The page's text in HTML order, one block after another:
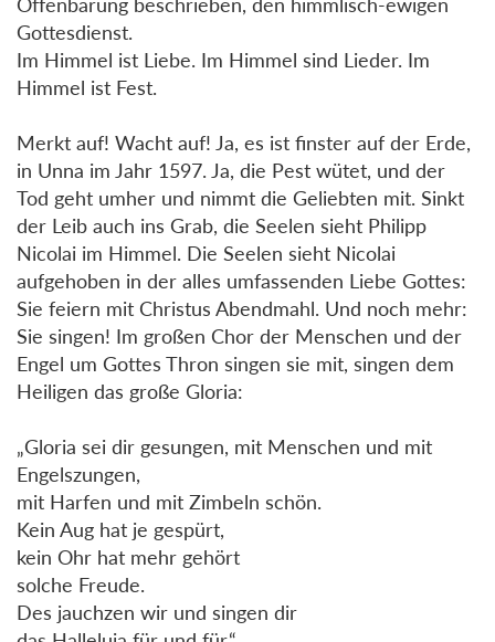
Gottesdienst.
Im Himmel ist Liebe. Im Himmel sind Lieder. Im
Himmel ist Fest.
Merkt auf! Wacht auf! Ja, es ist finster auf der Erde,
in Unna im Jahr 1597. Ja, die Pest wütet, und der
Tod geht umher und nimmt die Geliebten mit. Sinkt
der Leib auch ins Grab, die Seelen sieht Philipp
Nicolai im Himmel. Die Seelen sieht Nicolai
aufgehoben in der alles umfassenden Liebe Gottes:
Sie feiern mit Christus Abendmahl. Und noch mehr:
Sie singen! Im großen Chor der Menschen und der
Engel um Gottes Thron singen sie mit, singen dem
Heiligen das große Gloria:
„Gloria sei dir gesungen, mit Menschen und mit
Engelszungen,
mit Harfen und mit Zimbeln schön.
Kein Aug hat je gespürt,
kein Ohr hat mehr gehört
solche Freude.
Des jauchzen wir und singen dir